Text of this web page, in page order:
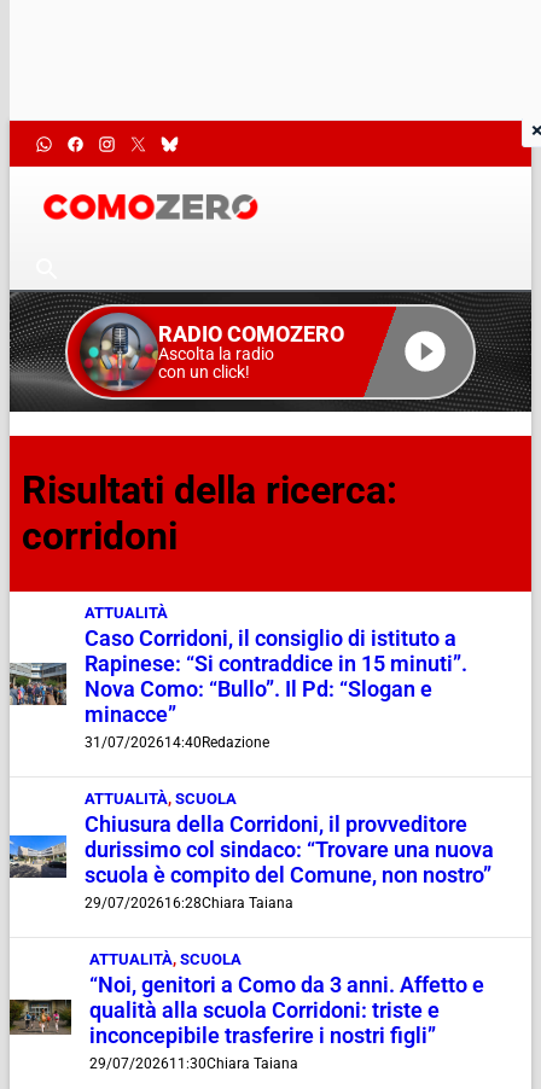
RADIO COMOZERO
Ascolta la radio
con un click!
Risultati della ricerca:
corridoni
ATTUALITÀ
Caso Corridoni, il consiglio di istituto a
Rapinese: “Si contraddice in 15 minuti”.
Nova Como: “Bullo”. Il Pd: “Slogan e
minacce”
31/07/202614:40Redazione
ATTUALITÀ, SCUOLA
Chiusura della Corridoni, il provveditore
durissimo col sindaco: “Trovare una nuova
scuola è compito del Comune, non nostro”
29/07/202616:28Chiara Taiana
ATTUALITÀ, SCUOLA
“Noi, genitori a Como da 3 anni. Affetto e
qualità alla scuola Corridoni: triste e
inconcepibile trasferire i nostri figli”
29/07/202611:30Chiara Taiana